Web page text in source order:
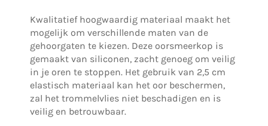
Kwalitatief hoogwaardig materiaal maakt het
mogelijk om verschillende maten van de
gehoorgaten te kiezen. Deze oorsmeerkop is
gemaakt van siliconen, zacht genoeg om veilig
in je oren te stoppen. Het gebruik van 2,5 cm
elastisch materiaal kan het oor beschermen,
zal het trommelvlies niet beschadigen en is
veilig en betrouwbaar.